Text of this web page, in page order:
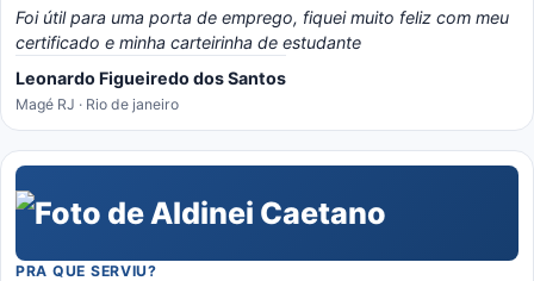
Foi útil para uma porta de emprego, fiquei muito feliz com meu
certificado e minha carteirinha de estudante
Leonardo Figueiredo dos Santos
Magé RJ · Rio de janeiro
PRA QUE SERVIU?